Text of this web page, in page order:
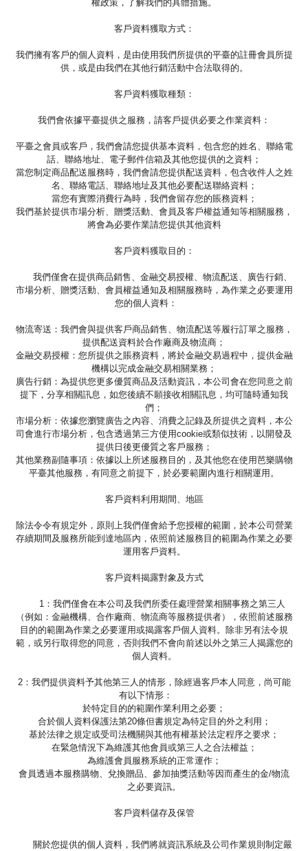
權政策，了解我們的具體措施。
客戶資料獲取方式：
我們擁有客戶的個人資料，是由使用我們所提供的平臺的註冊會員所提
供，或是由我們在其他行銷活動中合法取得的。
客戶資料獲取種類：
我們會依據平臺提供之服務，請客戶提供必要之作業資料：
平臺之會員或客戶，我們會請您提供基本資料，包含您的姓名、聯絡電
話、聯絡地址、電子郵件信箱及其他您提供的之資料；
當您制定商品配送服務時，我們會請您提供配送資料，包含收件人之姓
名、聯絡電話、聯絡地址及其他必要配送聯絡資料；
當您有實際消費行為時，我們會留存您的賬務資料；
我們基於提供市場分析、贈獎活動、會員及客戶權益通知等相關服務，
將會為必要作業請您提供其他資料
客戶資料獲取目的：
我們僅會在提供商品銷售、金融交易授權、物流配送、廣告行銷、
市場分析、贈獎活動、會員權益通知及相關服務時，為作業之必要運用
您的個人資料：
物流寄送：我們會與提供客戶商品銷售、物流配送等履行訂單之服務，
提供配送資料於合作廠商及物流商；
金融交易授權：您所提供之賬務資料，將於金融交易過程中，提供金融
機構以完成金融交易相關業務；
廣告行銷：為提供您更多優質商品及活動資訊，本公司會在您同意之前
提下，分享相關訊息，如您後續不願接收相關訊息，均可隨時通知我
們；
市場分析：依據您瀏覽廣告之內容、消費之記錄及所提供之資料，本公
司會進行市場分析，包含透過第三方使用cookie或類似技術，以開發及
提供日後更優質之客戶服務；
其他業務副隨事項：依據以上所述服務目的，及其他您在使用芭樂購物
平臺其他服務，有同意之前提下，於必要範圍內進行相關運用。
客戶資料利用期間、地區
除法令令有規定外，原則上我們僅會給予您授權的範圍，於本公司營業
存續期間及服務所能到達地區內，依照前述服務目的範圍為作業之必要
運用客戶資料。
客戶資料揭露對象及方式
1：我們僅會在本公司及我們所委任處理營業相關事務之第三人
（例如：金融機構、合作廠商、物流商等服務提供者），依照前述服務
目的的範圍為作業之必要運用或揭露客戶個人資料。除非另有法令規
範，或另行取得您的同意，否則我們不會向前述以外之第三人揭露您的
個人資料。
2：我們提供資料予其他第三人的情形，除經過客戶本人同意，尚可能
有以下情形：
於特定目的的範圍作業利用之必要；
合於個人資料保護法第20條但書規定為特定目的外之利用；
基於法律之規定或受司法機關與其他有權基於法定程序之要求；
在緊急情況下為維護其他會員或第三人之合法權益；
為維護會員服務系統的正常運作；
會員透過本服務購物、兌換贈品、參加抽獎活動等因而產生的金/物流
之必要資訊。
客戶資料儲存及保管
關於您提供的個人資料，我們將就資訊系統及公司作業規則制定嚴